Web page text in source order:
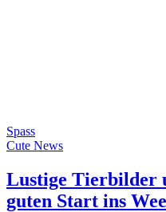
Spass
Cute News
Lustige Tierbilder
guten Start ins